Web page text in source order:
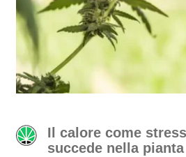
Il calore come
succede nella pianta